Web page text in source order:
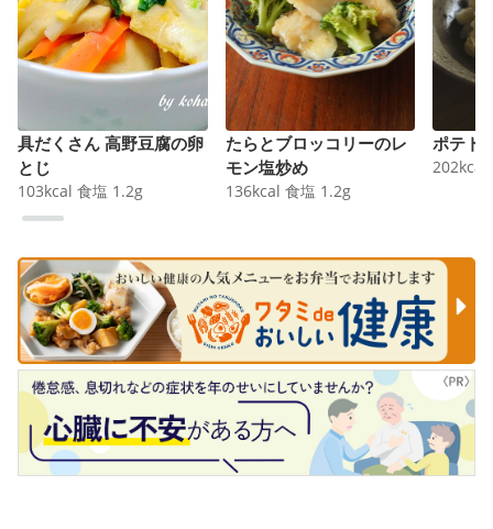
具だくさん 高野豆腐の卵
とじ
103kcal 食塩 1.2g
たらとブロッコリーのレ
モン塩炒め
136kcal 食塩 1.2g
ポテト
202kcal